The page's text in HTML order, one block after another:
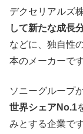
デクセリアルズ
して新たな成長
などに、独自性
本のメーカーです
ソニーグループ
世界シェアNo.1
みとする企業です